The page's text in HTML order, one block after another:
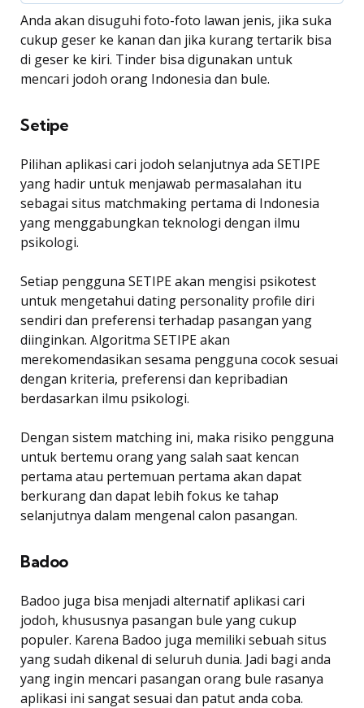
Anda akan disuguhi foto-foto lawan jenis, jika suka
cukup geser ke kanan dan jika kurang tertarik bisa
di geser ke kiri. Tinder bisa digunakan untuk
mencari jodoh orang Indonesia dan bule.
Setipe
Pilihan aplikasi cari jodoh selanjutnya ada SETIPE
yang hadir untuk menjawab permasalahan itu
sebagai situs matchmaking pertama di Indonesia
yang menggabungkan teknologi dengan ilmu
psikologi.
Setiap pengguna SETIPE akan mengisi psikotest
untuk mengetahui dating personality profile diri
sendiri dan preferensi terhadap pasangan yang
diinginkan. Algoritma SETIPE akan
merekomendasikan sesama pengguna cocok sesuai
dengan kriteria, preferensi dan kepribadian
berdasarkan ilmu psikologi.
Dengan sistem matching ini, maka risiko pengguna
untuk bertemu orang yang salah saat kencan
pertama atau pertemuan pertama akan dapat
berkurang dan dapat lebih fokus ke tahap
selanjutnya dalam mengenal calon pasangan.
Badoo
Badoo juga bisa menjadi alternatif aplikasi cari
jodoh, khususnya pasangan bule yang cukup
populer. Karena Badoo juga memiliki sebuah situs
yang sudah dikenal di seluruh dunia. Jadi bagi anda
yang ingin mencari pasangan orang bule rasanya
aplikasi ini sangat sesuai dan patut anda coba.